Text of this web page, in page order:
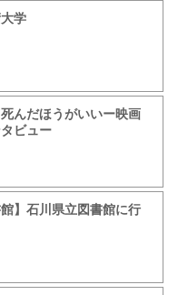
学
んだほうがいいー映画
ビュー
館】石川県立図書館に行